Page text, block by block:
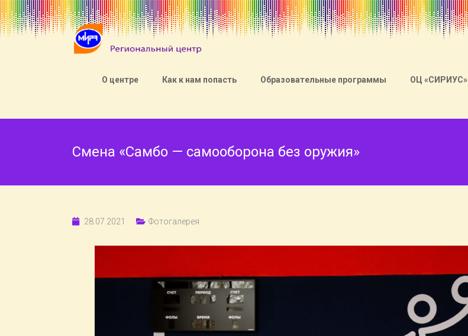
О центре Как к нам попасть Образовательные программы ОЦ «СИРИУС»
Смена «Самбо — самооборона без оружия»
28.07.2021 Фотогалерея